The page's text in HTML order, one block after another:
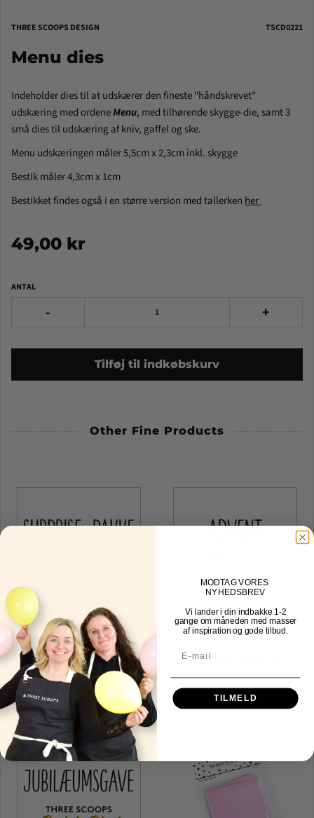
THREE SCOOPS DESIGN TSCD0221
Menu dies
Indeholder dies til at udskærerden fineste "håndskrevet"
udskæring med ordeneMenu, med tilhørende skygge-die, samt 3
små dies til udskæring af kniv, gaffel og ske.
Menu udskæringen måler 5,5cm x 2,3cm inkl. skygge
Bestik måler 4,3cm x 1cm
Bestikket findes også i en større version med tallerkenher
49,00 kr
ANTAL
- +
Tilføj til indkøbskurv
Other Fine Products
THREE SCOOPS DESIGN
Surprisepakke
0,00 kr
THREE SCOOPS DESIGN
Adventskalenderpakke
0,00 kr
MODTAG VORES
NYHEDSBREV
Vi lander i din indbakke 1-2
gange om måneden med masser
af inspiration og gode tilbud.
TILMELD